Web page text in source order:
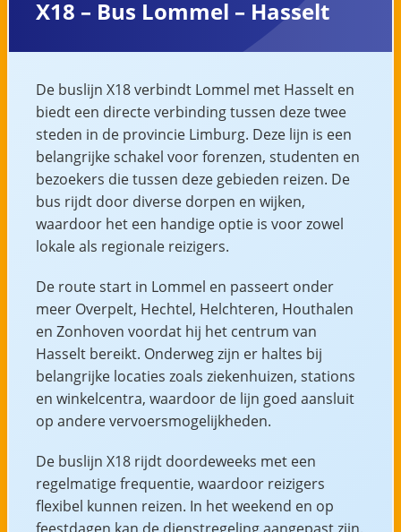
X18 – Bus Lommel – Hasselt
De buslijn X18 verbindt Lommel met Hasselt en
biedt een directe verbinding tussen deze twee
steden in de provincie Limburg. Deze lijn is een
belangrijke schakel voor forenzen, studenten en
bezoekers die tussen deze gebieden reizen. De
bus rijdt door diverse dorpen en wijken,
waardoor het een handige optie is voor zowel
lokale als regionale reizigers.
De route start in Lommel en passeert onder
meer Overpelt, Hechtel, Helchteren, Houthalen
en Zonhoven voordat hij het centrum van
Hasselt bereikt. Onderweg zijn er haltes bij
belangrijke locaties zoals ziekenhuizen, stations
en winkelcentra, waardoor de lijn goed aansluit
op andere vervoersmogelijkheden.
De buslijn X18 rijdt doordeweeks met een
regelmatige frequentie, waardoor reizigers
flexibel kunnen reizen. In het weekend en op
feestdagen kan de dienstregeling aangepast zijn.